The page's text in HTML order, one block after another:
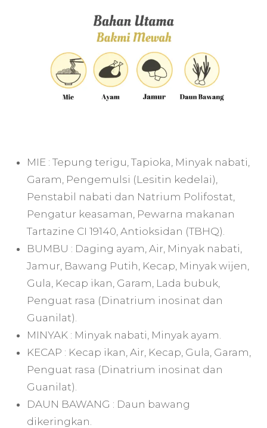
MIE : Tepung terigu, Tapioka, Minyak nabati,
Garam, Pengemulsi (Lesitin kedelai),
Penstabil nabati dan Natrium Polifostat,
Pengatur keasaman, Pewarna makanan
Tartazine CI 19140, Antioksidan (TBHQ).
BUMBU : Daging ayam, Air, Minyak nabati,
Jamur, Bawang Putih, Kecap, Minyak wijen,
Gula, Kecap ikan, Garam, Lada bubuk,
Penguat rasa (Dinatrium inosinat dan
Guanilat).
MINYAK : Minyak nabati, Minyak ayam.
KECAP : Kecap ikan, Air, Kecap, Gula, Garam,
Penguat rasa (Dinatrium inosinat dan
Guanilat).
DAUN BAWANG : Daun bawang
dikeringkan.